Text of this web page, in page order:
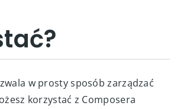
w prosty sposób zarządzać
korzystać z Composera